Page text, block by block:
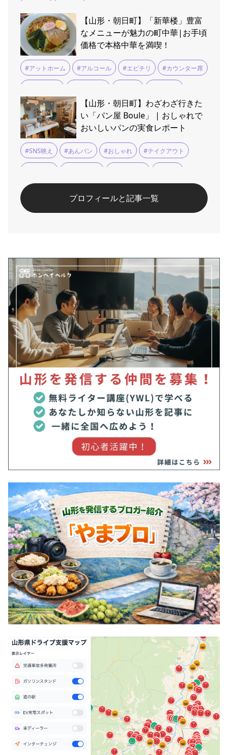
【山形・朝日町】「新華楼」豊富
なメニューが魅力の町中華|お手頃
価格で本格中華を満喫！
#アットホーム #アルコール #エビチリ #カウンター席
#ラーメン #ランチ #家族向け #平日限定 #無料
#町中華 #酢豚 #餃子
【山形・朝日町】わざわざ行きた
い「パン屋 Boule」 | おしゃれで
おいしいパンの実食レポート
#SNS映え #あんパン #おしゃれ #テイクアウト
#菓子パン
プロフィールと記事一覧